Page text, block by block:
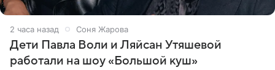
2 часа назад Соня Жарова
Дети Павла Воли и Ляйсан Утяшевой
работали на шоу «Большой куш»